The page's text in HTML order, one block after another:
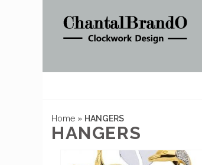
Home » HANGERS
HANGERS